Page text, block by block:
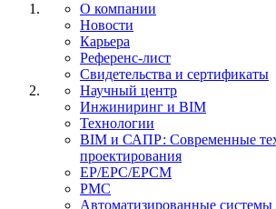
О компании
Новости
Карьера
Референс-лист
Свидетельства и сертификаты
Научный центр
Инжиниринг и BIM
Технологии
BIM и САПР: Современные
проектирования
EP/EPC/EPCM
PMC
Автоматизированные системы